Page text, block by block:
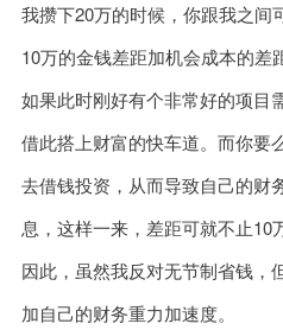
我攒下20万的时候，你跟我之间
10万的金钱差距加机会成本的差距
如果此时刚好有个非常好的项目
借此搭上财富的快车道。而你要
去借钱投资，从而导致自己的财
息，这样一来，差距可就不止10
因此，虽然我反对无节制省钱，
加自己的财务重力加速度。